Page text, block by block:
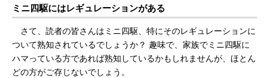
ミニ四駆にはレギュレーションがある
さて、読者の皆さんはミニ四駆、特にそのレギュレーションに
ついて熟知されているでしょうか？ 趣味で、家族でミニ四駆に
ハマっている方であれば熟知しているかもしれませんが、ほとん
どの方がご存じないでしょう。